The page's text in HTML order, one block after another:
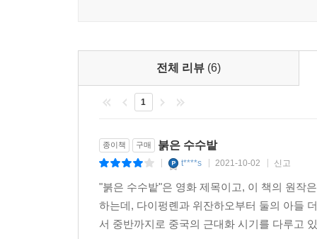
같은 교조의 견고한 성, 기존의 권력과 이데올로
보여주는 부도덕한 면모들은 바로 이 ‘생명의
수단이며 과정이라고 해석한다.
『붉은 수수밭』이 표방하는 ‘순종의 영웅적 개
계급과 이념의 범주 안에 갇혀 개인이 소멸되고
수수의 포위와 순종 수수에 대한 강렬한 동경
전체 리뷰 (6)
1
종이책 구매 붉은 수수밭
t****s 2021-10-02 신고
"붉은 수수밭"은 영화 제목이고, 이 책의 원작
하는데, 다이펑롄과 위잔하오부터 둘의 아들
서 중반까지로 중국의 근대화 시기를 다루고